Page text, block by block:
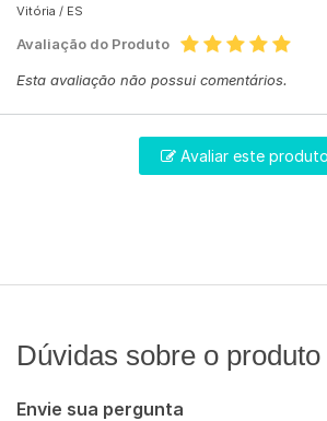
Vitória / ES
Avaliação do Produto
Esta avaliação não possui comentários.
Avaliar este produto
Dúvidas sobre o produto
Envie sua pergunta